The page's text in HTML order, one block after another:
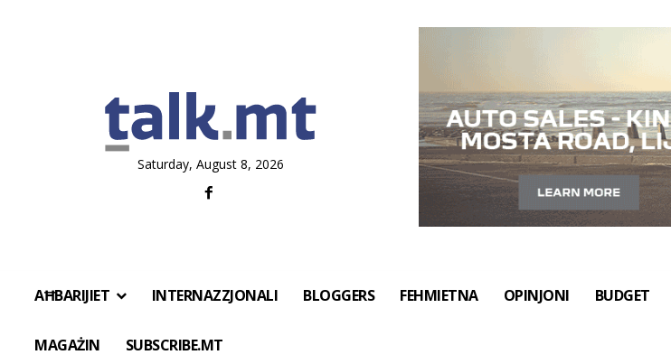
Saturday, August 8, 2026
AĦBARIJIET INTERNAZZJONALI BLOGGERS FEHMIETNA OPINJONI BUDGET
MAGAŻIN SUBSCRIBE.MT